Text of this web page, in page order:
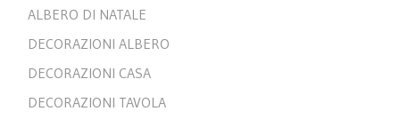
ALBERO DI NATALE
DECORAZIONI ALBERO
DECORAZIONI CASA
DECORAZIONI TAVOLA